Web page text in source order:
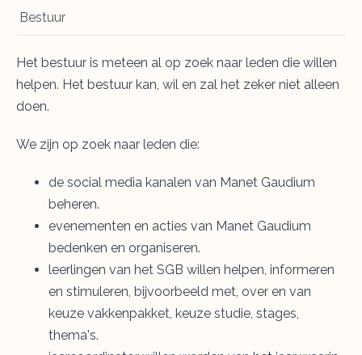
Bestuur
Het bestuur is meteen al op zoek naar leden die willen
helpen. Het bestuur kan, wil en zal het zeker niet alleen
doen.
We zijn op zoek naar leden die:
de social media kanalen van Manet Gaudium
beheren.
evenementen en acties van Manet Gaudium
bedenken en organiseren.
leerlingen van het SGB willen helpen, informeren
en stimuleren, bijvoorbeeld met, over en van
keuze vakkenpakket, keuze studie, stages,
thema's.